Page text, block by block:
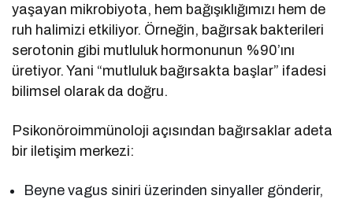
yaşayan mikrobiyota, hem bağışıklığımızı hem de
ruh halimizi etkiliyor. Örneğin, bağırsak bakterileri
serotonin gibi mutluluk hormonunun %90’ını
üretiyor. Yani “mutluluk bağırsakta başlar” ifadesi
bilimsel olarak da doğru.
Psikonöroimmünoloji açısından bağırsaklar adeta
bir iletişim merkezi:
Beyne vagus siniri üzerinden sinyaller gönderir,